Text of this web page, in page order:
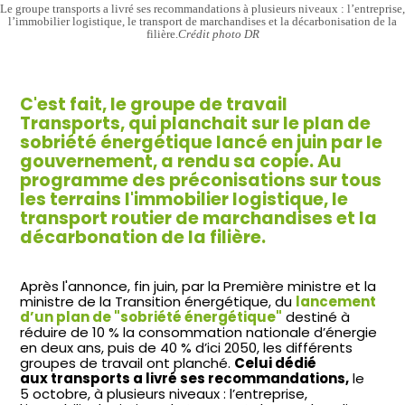
Le groupe transports a livré ses recommandations à plusieurs niveaux : l’entreprise,
l’immobilier logistique, le transport de marchandises et la décarbonisation de la
filière. Crédit photo DR
C'est fait, le groupe de travail
Transports, qui planchait sur le plan de
sobriété énergétique lancé en juin par le
gouvernement, a rendu sa copie. Au
programme des préconisations sur tous
les terrains l'immobilier logistique, le
transport routier de marchandises et la
décarbonation de la filière.
Après l'annonce, fin juin, par la Première ministre et la
ministre de la Transition énergétique, du lancement
d’un plan de "sobriété énergétique" destiné à
réduire de 10 % la consommation nationale d’énergie
en deux ans, puis de 40 % d’ici 2050, les différents
groupes de travail ont planché. Celui dédié
aux transports a livré ses recommandations,le
5 octobre, à plusieurs niveaux : l’entreprise,